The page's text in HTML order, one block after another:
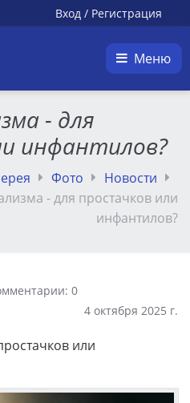
Вход / Регистрация
Меню
- для
инфантилов?
Фото
Новости
- для простачков или
инфантилов?
0
4 октября 2025 г.
или